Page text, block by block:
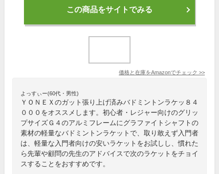
この商品をサイトでみる
価格と在庫をAmazonでチェック >>
よっすぃー(60代・男性)
ＹＯＮＥＸのガット張り上げ済みバドミントンラケッ８４
０００をオススメします。初心者・レジャー向けのグリッ
プサイズＧ４のアルミフレームにグラファイトシャフトの
素材の軽量なバドミントンラケットで、取り敢えず入門者
は、軽量な入門者向けの安いラケットをお試しし、慣れた
ら先輩や顧問の先生のアドバイスで次のラケットをチョイ
スすることをおすすめです。